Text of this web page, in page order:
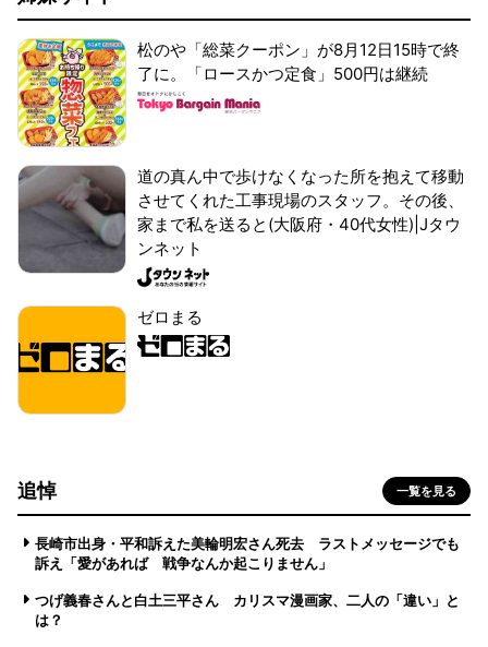
松のや「総菜クーポン」が8月12日15時で終
了に。「ロースかつ定食」500円は継続
道の真ん中で歩けなくなった所を抱えて移動
させてくれた工事現場のスタッフ。その後、
家まで私を送ると(大阪府・40代女性)|Jタウ
ンネット
ゼロまる
追悼 一覧を見る
長崎市出身・平和訴えた美輪明宏さん死去 ラストメッセージでも
訴え「愛があれば 戦争なんか起こりません」
つげ義春さんと白土三平さん カリスマ漫画家、二人の「違い」と
は？